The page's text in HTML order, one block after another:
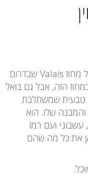
פטיט ארווין הוא הענב הלבן של מחוז Valais שבדרום
הזה, אבל גם בואל
טבעית שמשתלבת
שלו. הוא
עשבוני ועם רמז
את כל מה שהם